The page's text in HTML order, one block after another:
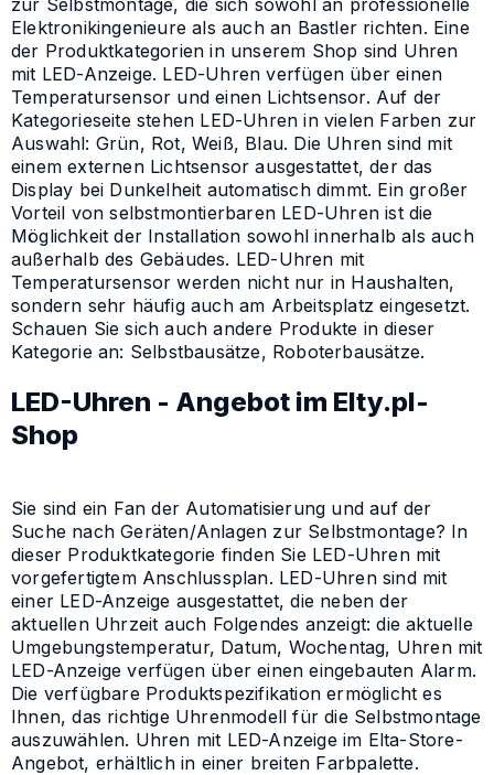
zur Selbstmontage, die sich sowohl an professionelle
Elektronikingenieure als auch an Bastler richten. Eine
der Produktkategorien in unserem Shop sind Uhren
mit LED-Anzeige. LED-Uhren verfügen über einen
Temperatursensor und einen Lichtsensor. Auf der
Kategorieseite stehen LED-Uhren in vielen Farben zur
Auswahl: Grün, Rot, Weiß, Blau. Die Uhren sind mit
einem externen Lichtsensor ausgestattet, der das
Display bei Dunkelheit automatisch dimmt. Ein großer
Vorteil von selbstmontierbaren LED-Uhren ist die
Möglichkeit der Installation sowohl innerhalb als auch
außerhalb des Gebäudes. LED-Uhren mit
Temperatursensor werden nicht nur in Haushalten,
sondern sehr häufig auch am Arbeitsplatz eingesetzt.
Schauen Sie sich auch andere Produkte in dieser
Kategorie an: Selbstbausätze, Roboterbausätze.
LED-Uhren - Angebot im Elty.pl-
Shop
Sie sind ein Fan der Automatisierung und auf der
Suche nach Geräten/Anlagen zur Selbstmontage? In
dieser Produktkategorie finden Sie LED-Uhren mit
vorgefertigtem Anschlussplan. LED-Uhren sind mit
einer LED-Anzeige ausgestattet, die neben der
aktuellen Uhrzeit auch Folgendes anzeigt: die aktuelle
Umgebungstemperatur, Datum, Wochentag, Uhren mit
LED-Anzeige verfügen über einen eingebauten Alarm.
Die verfügbare Produktspezifikation ermöglicht es
Ihnen, das richtige Uhrenmodell für die Selbstmontage
auszuwählen. Uhren mit LED-Anzeige im Elta-Store-
Angebot, erhältlich in einer breiten Farbpalette.